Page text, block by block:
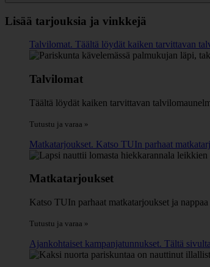
Lisää tarjouksia ja vinkkejä
Talvilomat. Täältä löydät kaiken tarvittavan
Talvilomat
Täältä löydät kaiken tarvittavan
Tutustu ja varaa »
Matkatarjoukset. Katso TUIn parhaat
Matkatarjoukset
Katso TUIn parhaat matkatarjoukset ja
Tutustu ja varaa »
Ajankohtaiset kampanjatunnukset. Tältä